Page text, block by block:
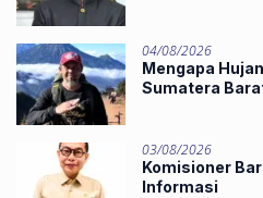
04/08/2026
Mengapa
Sumatera
03/08/2026
Komisioner
Informasi